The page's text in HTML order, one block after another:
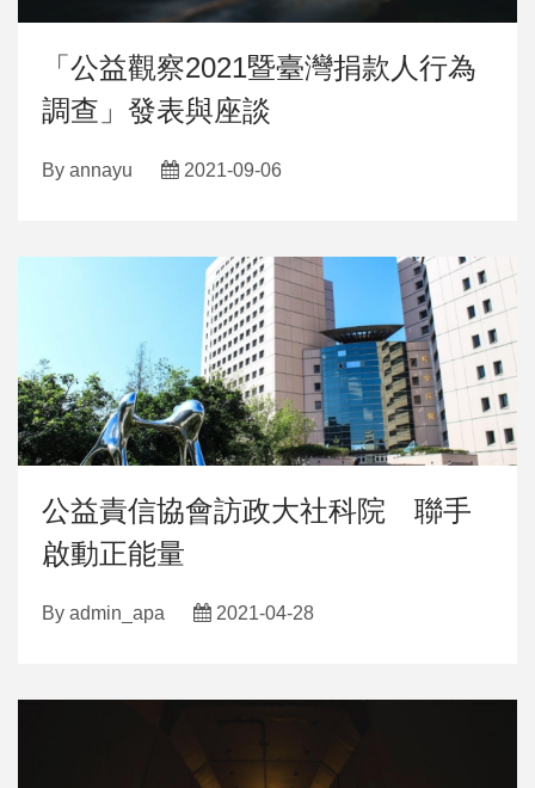
「公益觀察2021暨臺灣捐款人行為
調查」發表與座談
By annayu 2021-09-06
公益責信協會訪政大社科院 聯手
啟動正能量
By admin_apa 2021-04-28